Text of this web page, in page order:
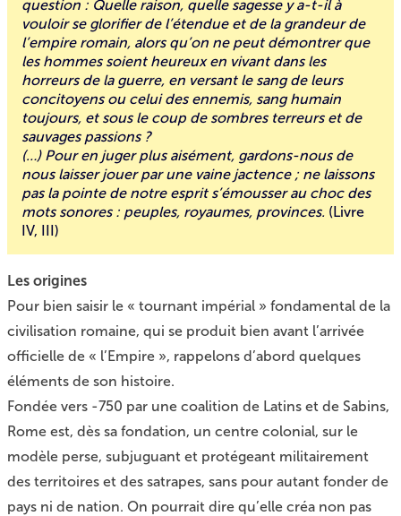
question : Quelle raison, quelle sagesse y a-t-il à
vouloir se glorifier de l’étendue et de la grandeur de
l’empire romain, alors qu’on ne peut démontrer que
les hommes soient heureux en vivant dans les
horreurs de la guerre, en versant le sang de leurs
concitoyens ou celui des ennemis, sang humain
toujours, et sous le coup de sombres terreurs et de
sauvages passions ?
(…) Pour en juger plus aisément, gardons-nous de
nous laisser jouer par une vaine jactence ; ne laissons
pas la pointe de notre esprit s’émousser au choc des
mots sonores : peuples, royaumes, provinces. (Livre
IV, III)
Les origines
Pour bien saisir le « tournant impérial » fondamental de la
civilisation romaine, qui se produit bien avant l’arrivée
officielle de « l’Empire », rappelons d’abord quelques
éléments de son histoire.
Fondée vers -750 par une coalition de Latins et de Sabins,
Rome est, dès sa fondation, un centre colonial, sur le
modèle perse, subjuguant et protégeant militairement
des territoires et des satrapes, sans pour autant fonder de
pays ni de nation. On pourrait dire qu’elle créa non pas